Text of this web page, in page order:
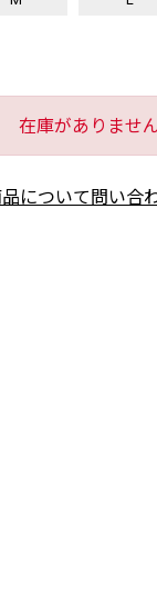
在庫がありませ
について問い合